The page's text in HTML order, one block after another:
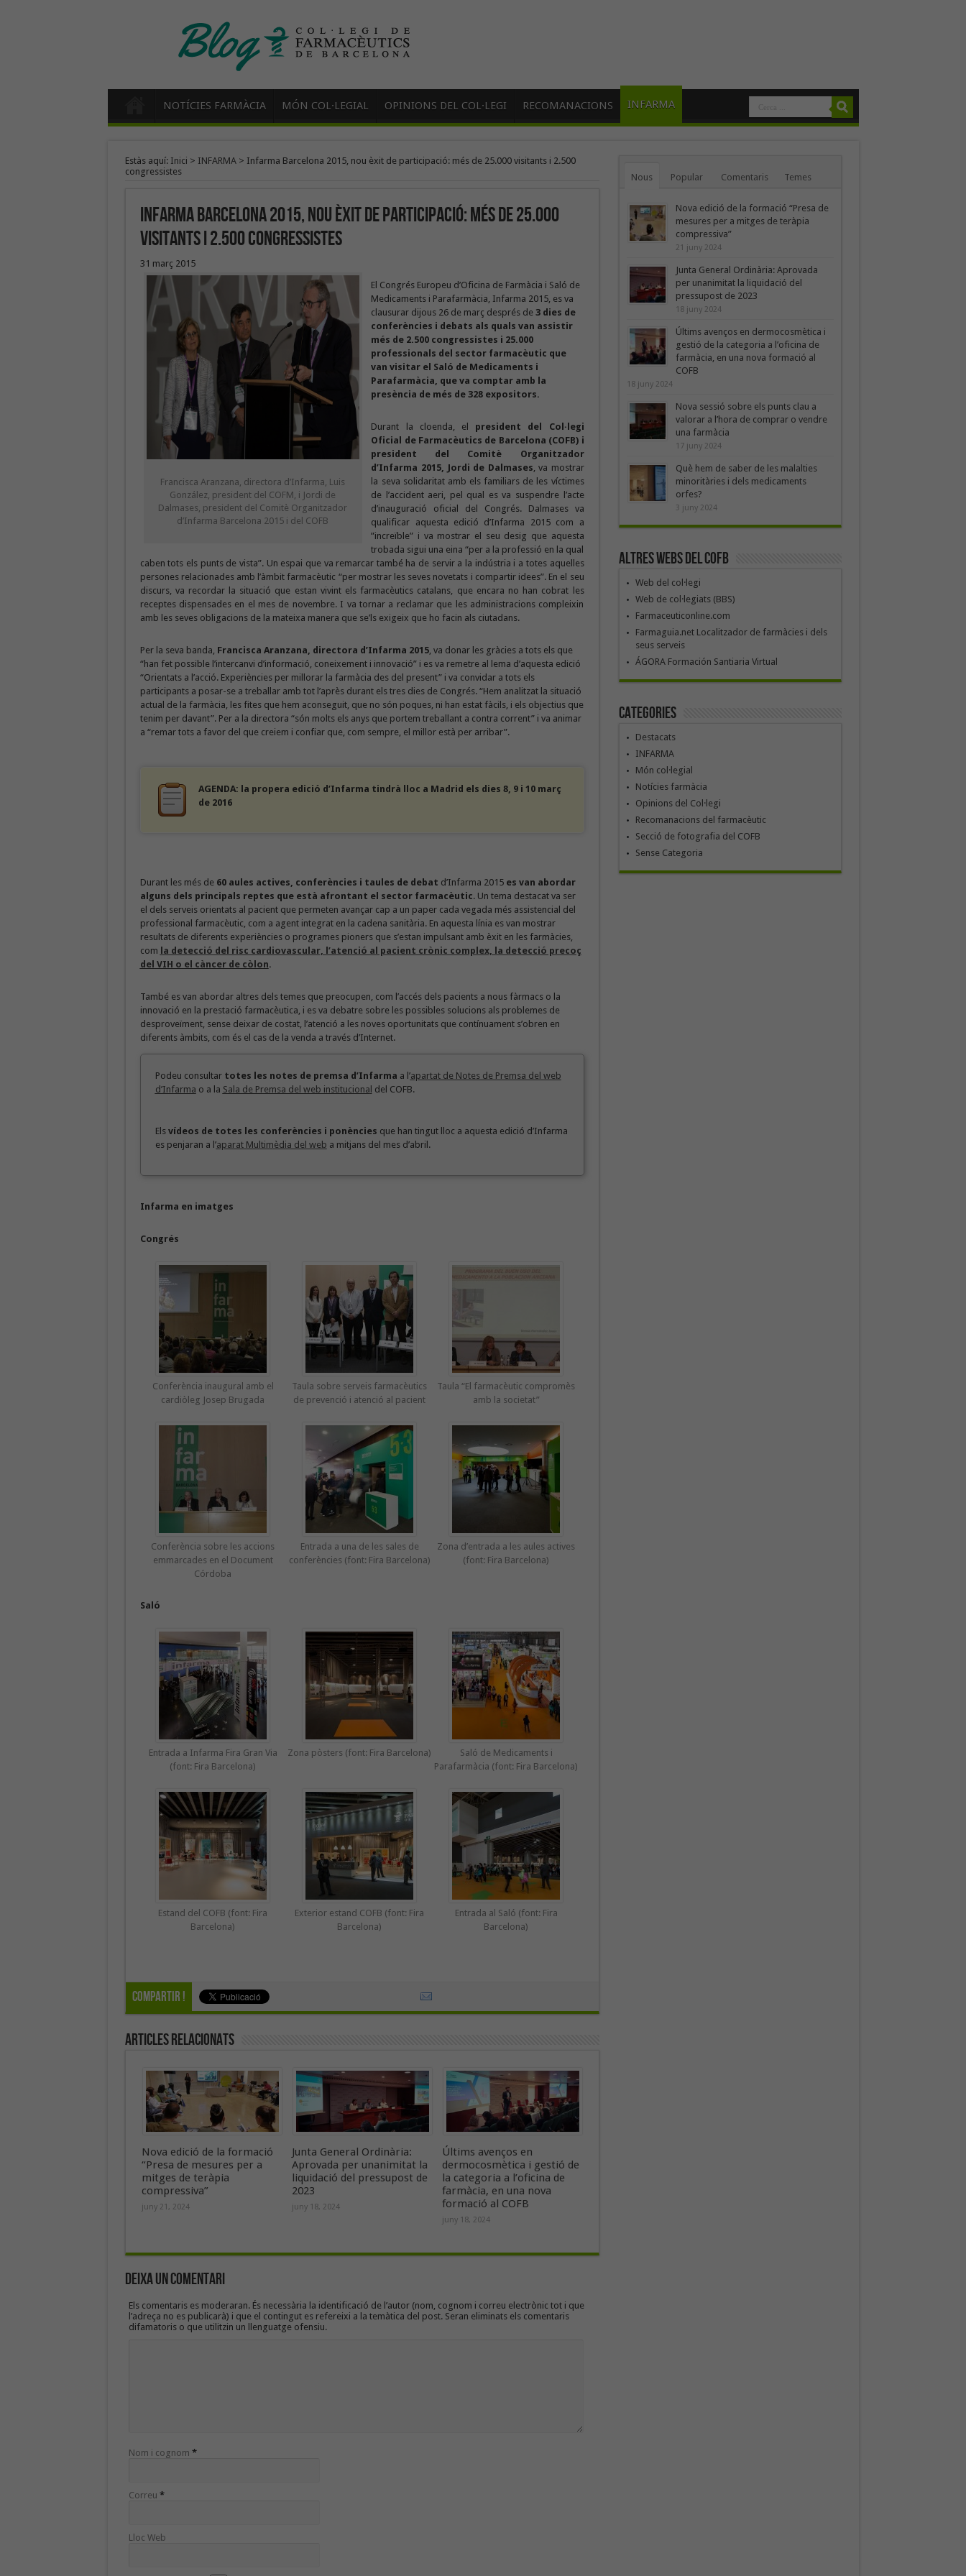
NOTÍCIES FARMÀCIA MÓN COL·LEGIAL OPINIONS DEL COL·LEGI RECOMANACIONS INFARMA
Estàs aquí: Inici > INFARMA> Infarma Barcelona 2015, nou èxit de participació: més de 25.000 visitants i 2.500
congressistes
Infarma Barcelona 2015, nou èxit de participació: més de 25.000
visitants i 2.500 congressistes
31 març 2015
Francisca Aranzana, directora d’Infarma, Luis
González, president del COFM, i Jordi de
Dalmases, president del Comitè Organitzador
d’Infarma Barcelona 2015 i del COFB
El Congrés Europeu d’Oficina de Farmàcia i Saló de
Medicaments i Parafarmàcia, Infarma 2015, es va
clausurar dijous 26 de març després de3 dies de
conferències i debats als quals van assistir
més de 2.500 congressistes i 25.000
professionals del sector farmacèutic que
van visitar el Saló de Medicaments i
Parafarmàcia, que va comptar amb la
presència de més de 328 expositors.
Durant la cloenda, el president del Col·legi
Oficial de Farmacèutics de Barcelona (COFB) i
president del Comitè Organitzador
d’Infarma 2015, Jordi de Dalmases, va mostrar
la seva solidaritat amb els familiars de les víctimes
de l’accident aeri, pel qual es va suspendre l’acte
d’inauguració oficial del Congrés. Dalmases va
qualificar aquesta edició d’Infarma 2015 com a
”increïble” i va mostrar el seu desig que aquesta
trobada sigui una eina “per a la professió en la qual
caben tots els punts de vista”. Un espai que va remarcar també ha de servir a la indústria i a totes aquelles
persones relacionades amb l’àmbit farmacèutic “per mostrar les seves novetats i compartir idees”. En el seu
discurs, va recordar la situació que estan vivint els farmacèutics catalans, que encara no han cobrat les
receptes dispensades en el mes de novembre. I va tornar a reclamar que les administracions compleixin
amb les seves obligacions de la mateixa manera que se’ls exigeix que ho facin als ciutadans.
Per la seva banda, Francisca Aranzana, directora d’Infarma 2015, va donar les gràcies a tots els que
“han fet possible l’intercanvi d’informació, coneixement i innovació” i es va remetre al lema d’aquesta edició
“Orientats a l’acció. Experiències per millorar la farmàcia des del present” i va convidar a tots els
participants a posar-se a treballar amb tot l’après durant els tres dies de Congrés. “Hem analitzat la situació
actual de la farmàcia, les fites que hem aconseguit, que no són poques, ni han estat fàcils, i els objectius que
tenim per davant”. Per a la directora “són molts els anys que portem treballant a contra corrent” i va animar
a “remar tots a favor del que creiem i confiar que, com sempre, el millor està per arribar”.
AGENDA: la propera edició d’Infarma tindrà lloc a Madrid els dies 8, 9 i 10 març
de 2016
Durant les més de60 aules actives, conferències i taules de debat d’Infarma 2015es van abordar
alguns dels principals reptes que està afrontant el sector farmacèutic. Un tema destacat va ser
el dels serveis orientats al pacient que permeten avançar cap a un paper cada vegada més assistencial del
professional farmacèutic, com a agent integrat en la cadena sanitària. En aquesta línia es van mostrar
resultats de diferents experiències o programes pioners que s’estan impulsant amb èxit en les farmàcies,
com la detecció del risc cardiovascular, l’atenció al pacient crònic complex, la detecció precoç
del VIH o el càncer de còlon.
També es van abordar altres dels temes que preocupen, com l’accés dels pacients a nous fàrmacs o la
innovació en la prestació farmacèutica, i es va debatre sobre les possibles solucions als problemes de
desproveïment, sense deixar de costat, l’atenció a les noves oportunitats que contínuament s’obren en
diferents àmbits, com és el cas de la venda a través d’Internet.
Podeu consultartotes les notes de premsa d’Infarma a l’apartat de Notes de Premsa del web
d’Infarma o a la Sala de Premsa del web instituciona del COFB.
Els vídeos de totes les conferències i ponències que han tingut lloc a aquesta edició d’Infarma
es penjaran a l’aparat Multimèdia del web a mitjans del mes d’abril.
Infarma en imatges
Congrés
Conferència inaugural amb el
cardiòleg Josep Brugada
Taula sobre serveis farmacèutics
de prevenció i atenció al pacient
Taula “El farmacèutic compromès
amb la societat”
Conferència sobre les accions
emmarcades en el Document
Córdoba
Entrada a una de les sales de
conferències (font: Fira Barcelona)
Zona d’entrada a les aules actives
(font: Fira Barcelona)
Saló
Entrada a Infarma Fira Gran Via
(font: Fira Barcelona)
Zona pòsters (font: Fira Barcelona)
Saló de Medicaments i
Parafarmàcia (font: Fira Barcelona)
Estand del COFB (font: Fira
Barcelona)
Exterior estand COFB (font: Fira
Barcelona)
Entrada al Saló (font: Fira
Barcelona)
Compartir !
Articles Relacionats
Nova edició de la formació
“Presa de mesures per a
mitges de teràpia
compressiva”
juny 21, 2024
Junta General Ordinària:
Aprovada per unanimitat la
liquidació del pressupost de
2023
juny 18, 2024
Últims avenços en
dermocosmètica i gestió de
la categoria a l’oficina de
farmàcia, en una nova
formació al COFB
juny 18, 2024
Deixa un Comentari
Els comentaris es moderaran. És necessària la identificació de l’autor (nom, cognom i correu electrònic tot i que
l’adreça no es publicarà) i que el contingut es refereixi a la temàtica del post. Seran eliminats els comentaris
difamatoris o que utilitzin un llenguatge ofensiu.
Nom i cognom *
Correu *
Lloc Web
Nous Popular Comentaris Temes
Nova edició de la formació “Presa de
mesures per a mitges de teràpia
compressiva”
21 juny 2024
Junta General Ordinària: Aprovada
per unanimitat la liquidació del
pressupost de 2023
18 juny 2024
Últims avenços en dermocosmètica i
gestió de la categoria a l’oficina de
farmàcia, en una nova formació al
COFB
18 juny 2024
Nova sessió sobre els punts clau a
valorar a l’hora de comprar o vendre
una farmàcia
17 juny 2024
Què hem de saber de les malalties
minoritàries i dels medicaments
orfes?
3 juny 2024
Altres webs del COFB
Web del col·legi
Web de col·legiats (BBS)
Farmaceuticonline.com
Farmaguia.net Localitzador de farmàcies i dels
seus serveis
ÁGORA Formación Santiaria Virtual
Categories
Destacats
INFARMA
Món col·legial
Notícies farmàcia
Opinions del Col·legi
Recomanacions del farmacèutic
Secció de fotografia del COFB
Sense Categoria